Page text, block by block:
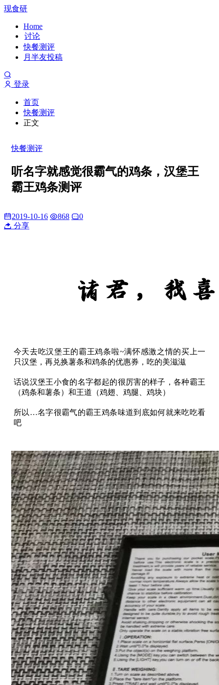
现食研
Home
讨论
快餐测评
月半友投稿
登录
首页
快餐测评
正文
快餐测评
听名字就感觉很霸气的鸡条，汉堡王
霸王鸡条测评
2019-10-16 868
0
分享
今天去吃汉堡王的霸王鸡条啦~满怀感激之情的买上一
只汉堡，再兑换薯条和鸡条的优惠券，吃的美滋滋
话说汉堡王小食的名字都起的很厉害的样子，各种霸王
（鸡条和薯条）和王道（鸡翅、鸡腿、鸡块）
所以…名字很霸气的霸王鸡条味道到底如何就来吃吃看
吧